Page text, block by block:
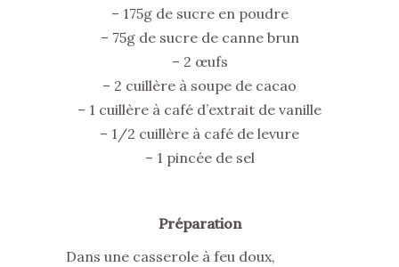
– 175g de sucre en poudre
– 75g de sucre de canne brun
– 2 œufs
– 2 cuillère à soupe de cacao
– 1 cuillère à café d’extrait de vanille
– 1/2 cuillère à café de levure
– 1 pincée de sel
Préparation
Dans une casserole à feu doux,